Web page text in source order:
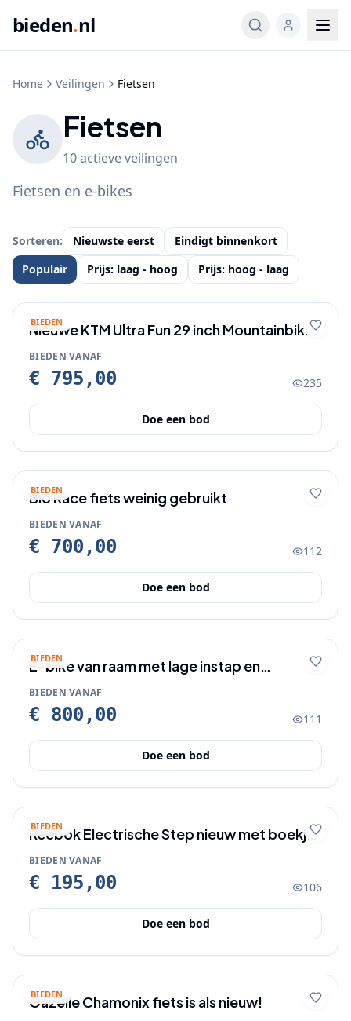
bieden.nl
Home Veilingen Fietsen
Fietsen
10actieveveilingen
Fietsen en e-bikes
Sorteren: Nieuwste eerst
Eindigt binnenkort
Populair
Prijs: laag - hoog Prijs: hoog - laag
BIEDEN
Nieuwe KTM Ultra Fun 29 inch Mountainbike
- 1x12 Sram
BIEDEN VANAF
€ 795,00 235
Doe een bod
BIEDEN
Bio Race fiets weinig gebruikt
BIEDEN VANAF
€ 700,00 112
Doe een bod
BIEDEN
E-bike van raam met lage instap en
starthulp
BIEDEN VANAF
€ 800,00 111
Doe een bod
BIEDEN
Reebok Electrische Step nieuw met boekje
en lader.
BIEDEN VANAF
€ 195,00 106
Doe een bod
BIEDEN
Gazelle Chamonix fiets is als nieuw!